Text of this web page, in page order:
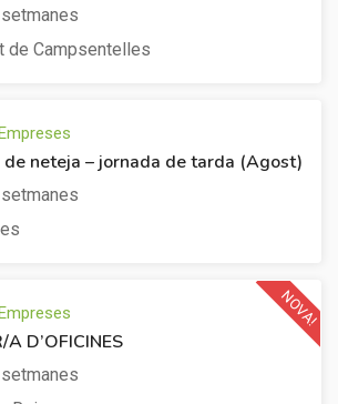
de Campsentelles
neteja – jornada de tarda (Agost)
A D’OFICINES
NOVA!